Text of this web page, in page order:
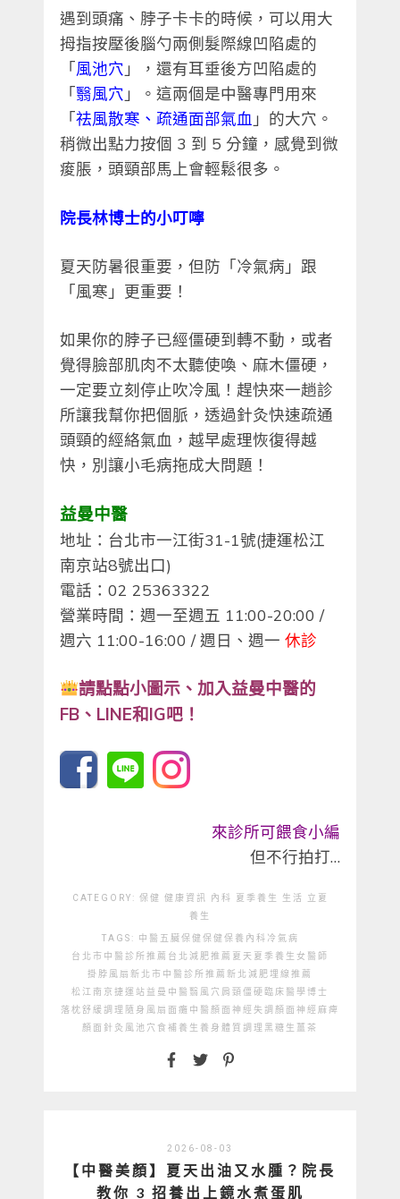
遇到頭痛、脖子卡卡的時候，可以用大
拇指按壓後腦勺兩側髮際線凹陷處的
「風池穴 」，還有耳垂後方凹陷處的
「翳風穴 」。這兩個是中醫專門用來
「祛風散寒、疏通面部氣血 」的大穴。
稍微出點力按個 3 到 5 分鐘，感覺到微
痠脹，頭頸部馬上會輕鬆很多。
院長林博士的小叮嚀
夏天防暑很重要，但防「冷氣病」跟
「風寒」更重要！
如果你的脖子已經僵硬到轉不動，或者
覺得臉部肌肉不太聽使喚、麻木僵硬，
一定要立刻停止吹冷風！趕快來一趟診
所讓我幫你把個脈，透過針灸快速疏通
頭頸的經絡氣血，越早處理恢復得越
快，別讓小毛病拖成大問題！
益曼中醫
地址：台北市一江街31-1號(捷運松江
南京站8號出口)
電話：02 25363322
營業時間：週一至週五 11:00-20:00 /
週六 11:00-16:00 / 週日、週一 休診
請點點小圖示、加入益曼中醫的
FB、LINE和IG吧！
來診所可餵食小編
但不行拍打…
CATEGORY: 保健 健康資訊 內科 夏季養生 生活
立夏
養生
TAGS: 中醫 五臟保健保健保養 內科 冷氣病
台北市中醫診所推薦 台北減肥推薦 夏天 夏季養生 女醫師
掛脖風扇 新北市中醫診所推薦 新北減肥埋線推薦
松江南京捷運站 益曼中醫 翳風穴 肩頸僵硬 臨床醫學博士
落枕舒緩 調理 隨身風扇 面癱中醫 顏面神經失調 顏面神經麻痺
顏面針灸 風池穴 食補 養生 養身 體質調理 黑糖生薑茶
2026-08-03
【中醫美顏】夏天出油又水腫？院長
教你 3 招養出上鏡水煮蛋肌